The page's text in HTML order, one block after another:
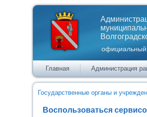
официальный
Главная Администрация
Государственные органы и
Воспользоваться